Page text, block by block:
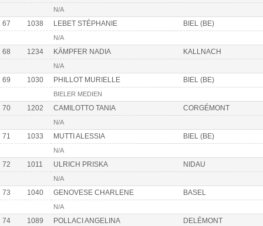
N/A
67 1038 LEBET STÉPHANIE BIEL (BE)
N/A
68 1234 KÄMPFER NADIA KALLNACH
N/A
69 1030 PHILLOT MURIELLE BIEL (BE)
BIELER MEDIEN
70 1202 CAMILOTTO TANIA CORGÉMONT
N/A
71 1033 MUTTI ALESSIA BIEL (BE)
N/A
72 1011 ULRICH PRISKA NIDAU
N/A
73 1040 GENOVESE CHARLENE BASEL
N/A
74 1089 POLLACI ANGELINA DELÉMONT